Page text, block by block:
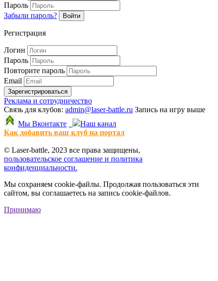
Пароль
Забыли пароль?
Войти
Регистрация
Логин
Пароль
Повторите пароль
Email
Зарегистрироваться
Реклама и сотрудничество
Связь для клубов: admin@laser-battle.ru Запись на игру выше
Мы Вконтакте
Наш канал
Как добавить ваш клуб на портал
© Laser-battle, 2023 все права защищены,
пользовательское соглашение и политика
конфиденциальности.
Мы сохраняем cookie-файлы. Продолжая пользоваться эти
сайтом, вы соглашаетесь на запись cookie-файлов.
Принимаю